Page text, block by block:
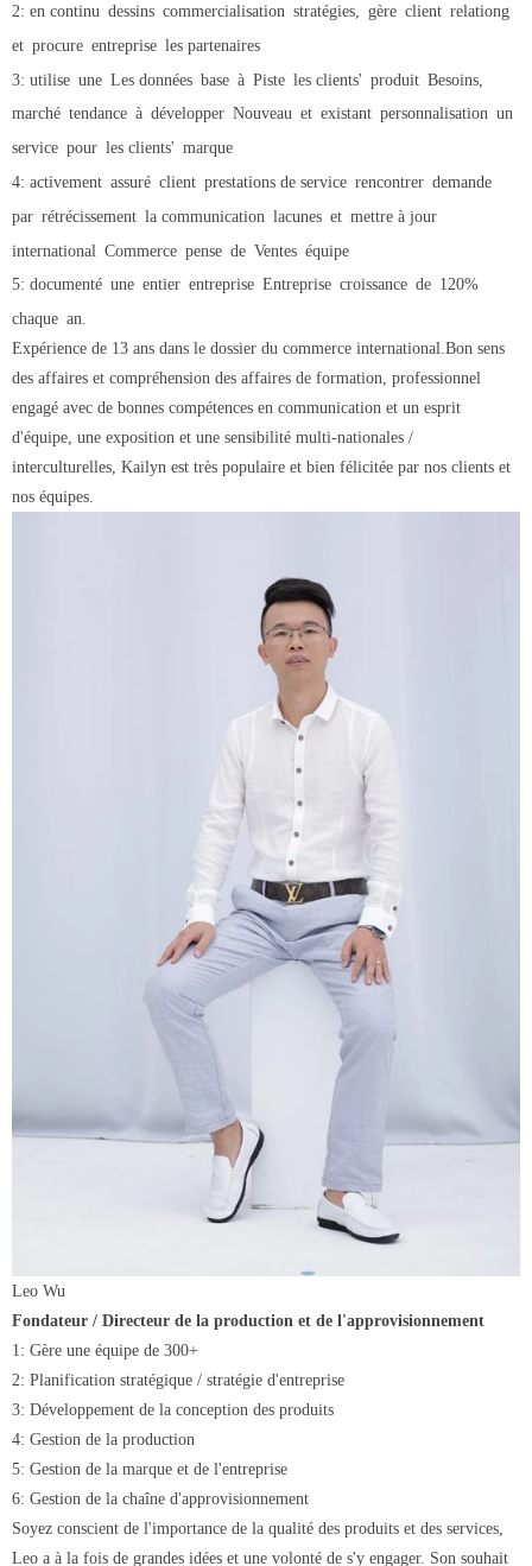
2: en continu dessins commercialisation stratégies, gère client relationg
et procure entreprise les partenaires
3: utilise une Les données base à Piste les clients' produit Besoins,
marché tendance à développer Nouveau et existant personnalisation un
service pour les clients' marque
4: activement assuré client prestations de service rencontrer demande
par rétrécissement la communication lacunes et mettre à jour
international Commerce pense de Ventes équipe
5: documenté une entier entreprise Entreprise croissance de 120%
chaque an.
Expérience de 13 ans dans le dossier du commerce international.Bon sens
des affaires et compréhension des affaires de formation, professionnel
engagé avec de bonnes compétences en communication et un esprit
d'équipe, une exposition et une sensibilité multi-nationales /
interculturelles, Kailyn est très populaire et bien félicitée par nos clients et
nos équipes.
Leo Wu
Fondateur / Directeur de la production et de l'approvisionnement
1: Gère une équipe de 300+
2: Planification stratégique / stratégie d'entreprise
3: Développement de la conception des produits
4: Gestion de la production
5: Gestion de la marque et de l'entreprise
6: Gestion de la chaîne d'approvisionnement
Soyez conscient de l'importance de la qualité des produits et des services,
Leo a à la fois de grandes idées et une volonté de s'y engager. Son souhait